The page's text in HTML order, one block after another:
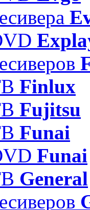
Finlux
Fujitsu
Funai
Funai
General